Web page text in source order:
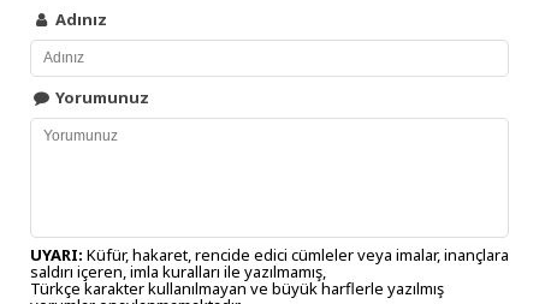
Adınız
Yorumunuz
UYARI: Küfür, hakaret, rencide edici cümleler veya imalar, inançlara
saldırı içeren, imla kuralları ile yazılmamış,
Türkçe karakter kullanılmayan ve büyük harflerle yazılmış